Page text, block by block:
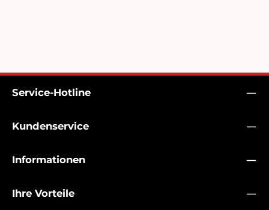
Service-Hotline
Kundenservice
Informationen
Ihre Vorteile